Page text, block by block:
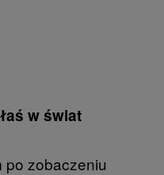
w świat
po zobaczeniu